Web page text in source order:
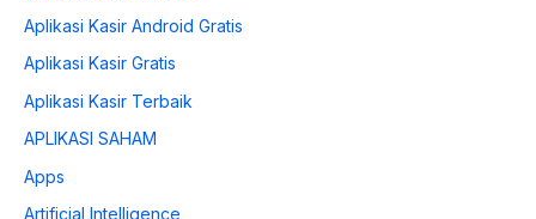
Aplikasi Kasir Android Gratis
Aplikasi Kasir Gratis
Aplikasi Kasir Terbaik
APLIKASI SAHAM
Apps
Artificial Intelligence